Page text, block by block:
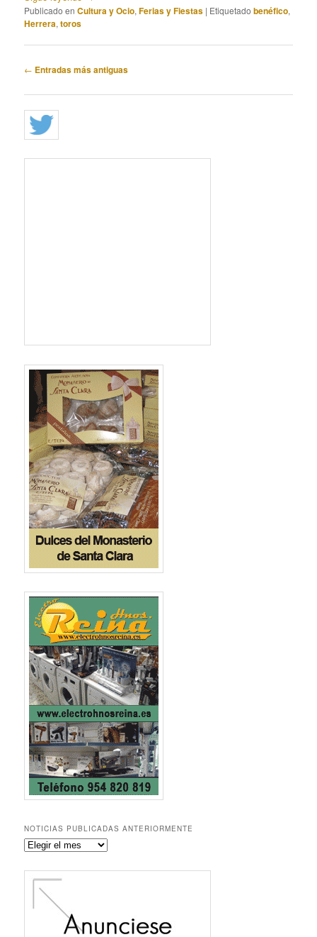
Publicado en Cultura y Ocio,Ferias y Fiestas | Etiquetado benéfico,
Herrera,toros
Navegación
entradas
← Entradas más antiguas
NOTICIAS PUBLICADAS ANTERIORMENTE
Noticias
anteriormente